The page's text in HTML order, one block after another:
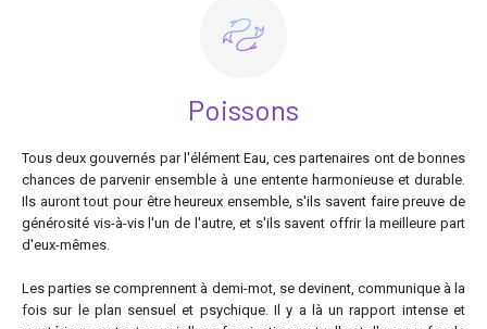
Poissons
Tous deux gouvernés par l'élément Eau, ces partenaires ont de bonnes
chances de parvenir ensemble à une entente harmonieuse et durable.
Ils auront tout pour être heureux ensemble, s'ils savent faire preuve de
générosité vis-à-vis l'un de l'autre, et s'ils savent offrir la meilleure part
d'eux-mêmes.
Les parties se comprennent à demi-mot, se devinent, communique à la
fois sur le plan sensuel et psychique. Il y a là un rapport intense et